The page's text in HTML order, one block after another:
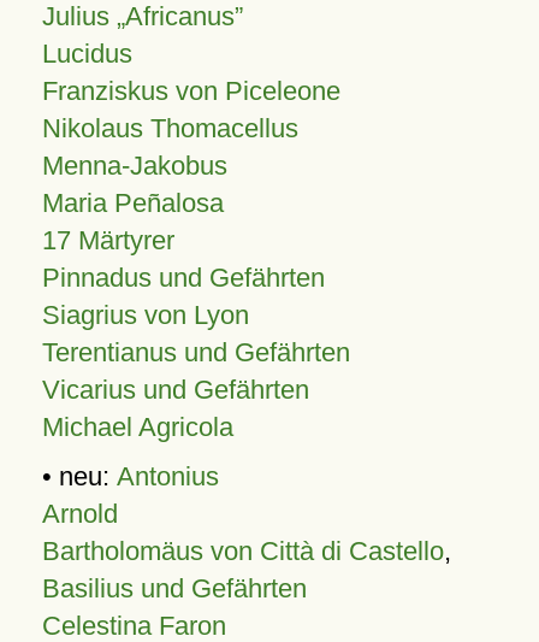
Julius Africanus
Lucidus
Franziskus von Piceleone
Nikolaus Thomacellus
Menna-Jakobus
Maria Peñalosa
17 Märtyrer
Pinnadus und Gefährten
Siagrius von Lyon
Terentianus und Gefährten
Vicarius und Gefährten
Michael Agricola
• neu: Antonius
Arnold
Bartholomäus von Città di Castello,
Basilius und Gefährten
Celestina Faron